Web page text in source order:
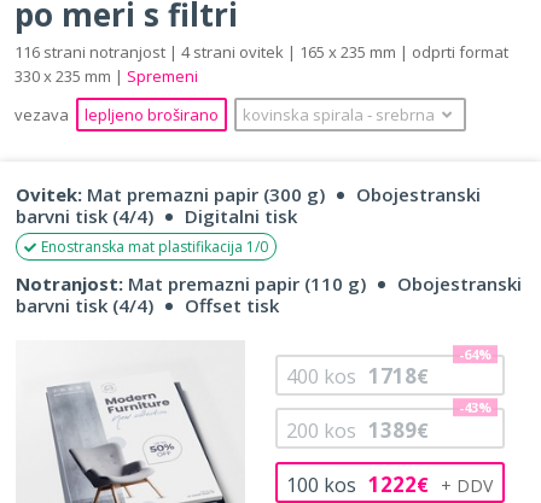
po meri s filtri
116 strani notranjost | 4 strani ovitek | 165 x 235 mm | odprti format
330 x 235 mm | Spremeni
vezava
lepljeno broširano kovinska spirala ‐ srebrna
Ovitek: Mat premazni papir (300 g)
Obojestranski
barvni tisk (4/4)
Digitalni tisk
Enostranska mat plastifikacija 1/0
Notranjost: Mat premazni papir (110 g)
Obojestranski
barvni tisk (4/4)
Offset tisk
100 kos 1222€
200 kos 1389€
-43%
400 kos 1718€
-64%